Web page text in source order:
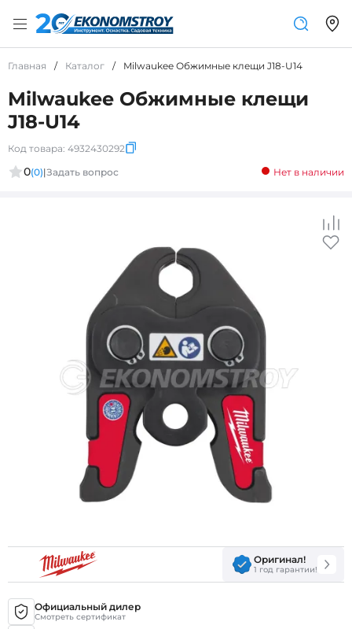
Главная / Каталог / Milwaukee Обжимные клещи J18-U14
Milwaukee Обжимные клещи
J18-U14
Код товара: 4932430292
0(0)|Задать вопрос Нет в наличии
Оригинал!
1 год гарантии!
Официальный дилер
Смотреть сертификат